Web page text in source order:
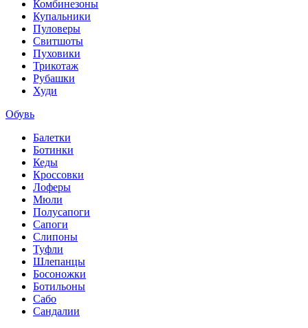
Комбинезоны
Купальники
Пуловеры
Свитшоты
Пуховики
Трикотаж
Рубашки
Худи
Обувь
Балетки
Ботинки
Кеды
Кроссовки
Лоферы
Мюли
Полусапоги
Сапоги
Слипоны
Туфли
Шлепанцы
Босоножки
Ботильоны
Сабо
Сандалии